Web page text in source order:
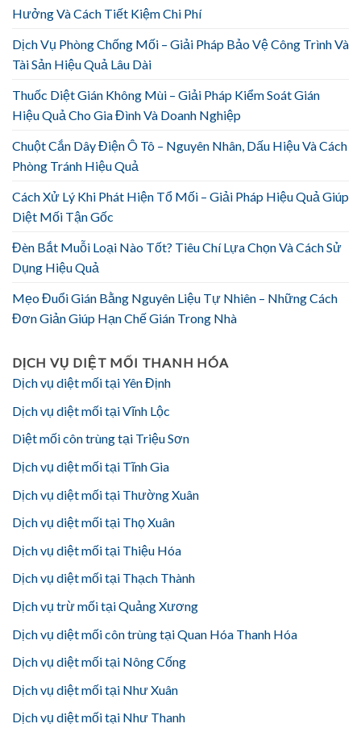
Hưởng Và Cách Tiết Kiệm Chi Phí
Dịch Vụ Phòng Chống Mối – Giải Pháp Bảo Vệ Công Trình Và
Tài Sản Hiệu Quả Lâu Dài
Thuốc Diệt Gián Không Mùi – Giải Pháp Kiểm Soát Gián
Hiệu Quả Cho Gia Đình Và Doanh Nghiệp
Chuột Cắn Dây Điện Ô Tô – Nguyên Nhân, Dấu Hiệu Và Cách
Phòng Tránh Hiệu Quả
Cách Xử Lý Khi Phát Hiện Tổ Mối – Giải Pháp Hiệu Quả Giúp
Diệt Mối Tận Gốc
Đèn Bắt Muỗi Loại Nào Tốt? Tiêu Chí Lựa Chọn Và Cách Sử
Dụng Hiệu Quả
Mẹo Đuổi Gián Bằng Nguyên Liệu Tự Nhiên – Những Cách
Đơn Giản Giúp Hạn Chế Gián Trong Nhà
DỊCH VỤ DIỆT MỐI THANH HÓA
Dịch vụ diệt mối tại Yên Định
Dịch vụ diệt mối tại Vĩnh Lộc
Diệt mối côn trùng tại Triệu Sơn
Dịch vụ diệt mối tại Tĩnh Gia
Dịch vụ diệt mối tại Thường Xuân
Dịch vụ diệt mối tại Thọ Xuân
Dịch vụ diệt mối tại Thiệu Hóa
Dịch vụ diệt mối tại Thạch Thành
Dịch vụ trừ mối tại Quảng Xương
Dịch vụ diệt mối côn trùng tại Quan Hóa Thanh Hóa
Dịch vụ diệt mối tại Nông Cống
Dịch vụ diệt mối tại Như Xuân
Dịch vụ diệt mối tại Như Thanh